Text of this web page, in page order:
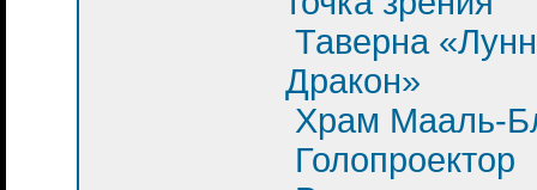
Таверна
Дракон»
Храм Мааль-
Голопроектор